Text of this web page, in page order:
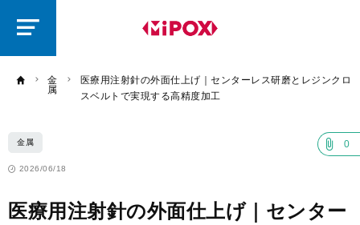
金
属
医療用注射針の外面仕上げ｜センターレス研磨とレジンクロ
スベルトで実現する高精度加工
金属 0
2026/06/18
医療用注射針の外面仕上げ｜センター